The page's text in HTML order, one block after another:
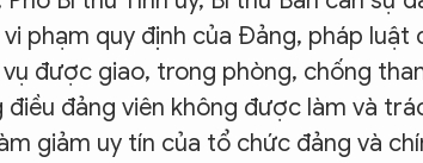
phạm quy định của Đảng, pháp
được giao, trong phòng, chống
đảng viên không được làm và
giảm uy tín của tổ chức đảng và